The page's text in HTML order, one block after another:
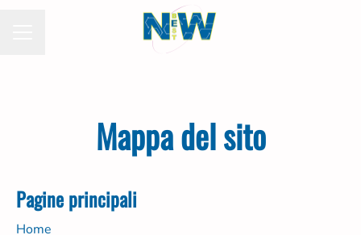
Mappa del sito
Pagine principali
Home